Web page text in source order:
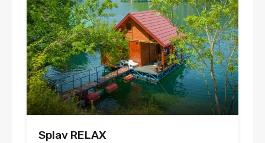
Splav RELAX